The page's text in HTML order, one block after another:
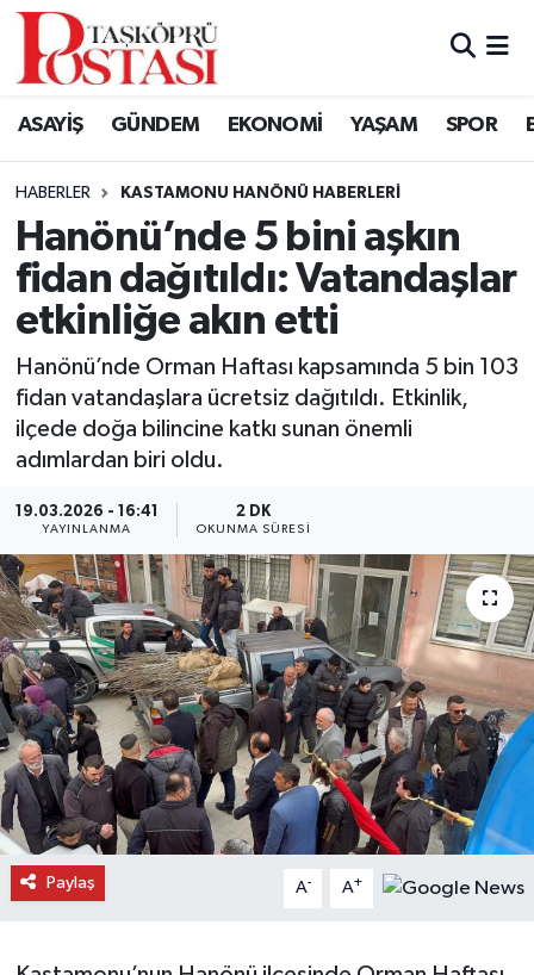
ASAYİŞ GÜNDEM EKONOMİ YAŞAM SPOR
HABERLER KASTAMONU HANÖNÜ HABERLERI
Hanönü’nde 5 bini aşkın
fidan dağıtıldı: Vatandaşlar
etkinliğe akın etti
Hanönü’nde Orman Haftası kapsamında 5 bin 103
fidan vatandaşlara ücretsiz dağıtıldı. Etkinlik,
ilçede doğa bilincine katkı sunan önemli
adımlardan biri oldu.
19.03.2026 - 16:41
YAYINLANMA
2 DK
OKUNMA SÜRESI
Paylaş A- A+
Kastamonu Vefat Edenler
Araç Haberleri
Azdavay Haberleri
Bozkurt Haberleri
Çatalzeytin Haberleri
Cide Haberleri
Daday Haberleri
Devrekani Haberleri
Doğanyurt Haberleri
Hanönü Haberleri
İhsangazi Haberleri
İnebolu Haberleri